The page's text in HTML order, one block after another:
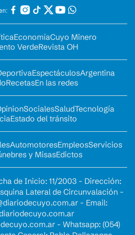
EconomíaCuyo Minero
VerdeRevista OH
EspectáculosArgentina
RecetasEn las redes
SocialesSaludTecnología
Estado del tránsito
AutomotoresEmpleosServicios
y MisasEdictos
de Inicio: 11/2003 - Dirección:
Lateral de Circunvalación -
- Email:
- Whatsapp: (054)